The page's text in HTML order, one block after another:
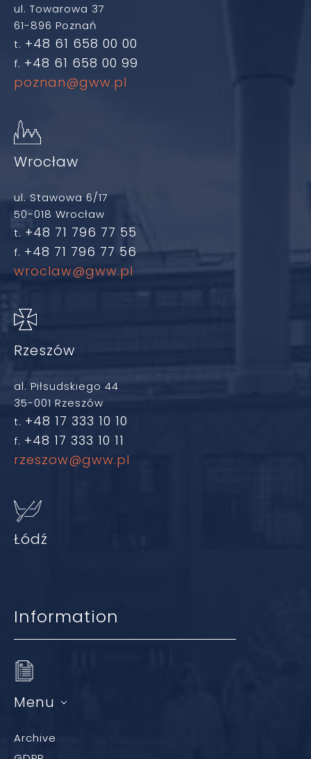
ul. Towarowa 37
61-896 Poznań
t. +48 61 658 00 00
f. +48 61 658 00 99
poznan@gww.pl
Wrocław
ul. Stawowa 6/17
50-018 Wrocław
t. +48 71 796 77 55
f. +48 71 796 77 56
wroclaw@gww.pl
Rzeszów
al. Piłsudskiego 44
35-001 Rzeszów
t. +48 17 333 10 10
f. +48 17 333 10 11
rzeszow@gww.pl
Łódź
Information
Menu
Archive